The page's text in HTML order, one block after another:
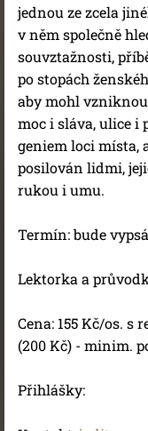
jednou ze zcela
v něm společně
souvztažnosti,
po stopách
aby mohl
moc i sláva, ulice i
geniem loci místa,
posilován lidmi,
rukou i umu.
Termín: bude
Lektorka a
Cena: 155 Kč/os. s
(200 Kč) - minim.
Přihlášky: